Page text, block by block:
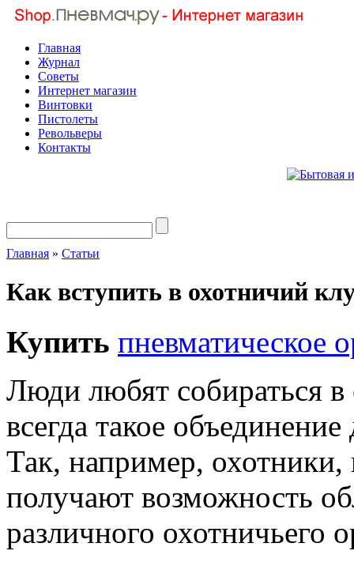
Главная
Журнал
Советы
Интернет магазин
Винтовки
Пистолеты
Револьверы
Контакты
Главная » Статьи
Как вступить в охотничий
Купить пневматическое
Люди любят собираться
всегда такое
Так, например, охотники,
получают возможность
различного охотничьего